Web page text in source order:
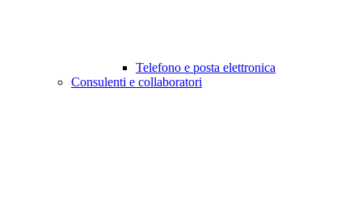
Telefono e posta elettronica
Consulenti e collaboratori